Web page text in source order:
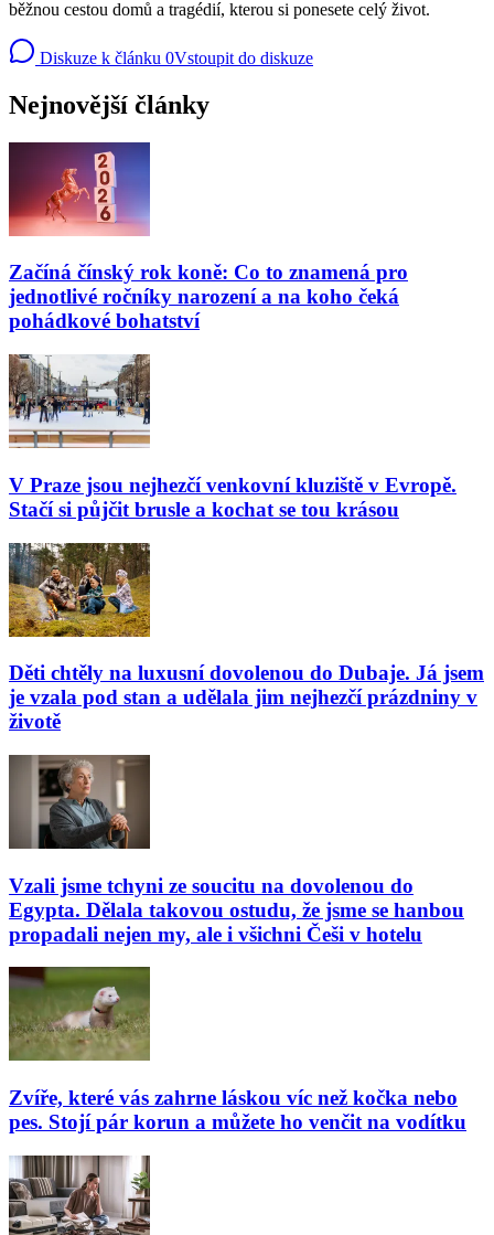
běžnou cestou domů a tragédií, kterou si ponesete celý život.
Diskuze k článku 0Vstoupit do diskuze
Nejnovější články
Začíná čínský rok koně: Co to znamená pro
jednotlivé ročníky narození a na koho čeká
pohádkové bohatství
V Praze jsou nejhezčí venkovní kluziště v Evropě.
Stačí si půjčit brusle a kochat se tou krásou
Děti chtěly na luxusní dovolenou do Dubaje. Já jsem
je vzala pod stan a udělala jim nejhezčí prázdniny v
životě
Vzali jsme tchyni ze soucitu na dovolenou do
Egypta. Dělala takovou ostudu, že jsme se hanbou
propadali nejen my, ale i všichni Češi v hotelu
Zvíře, které vás zahrne láskou víc než kočka nebo
pes. Stojí pár korun a můžete ho venčit na vodítku